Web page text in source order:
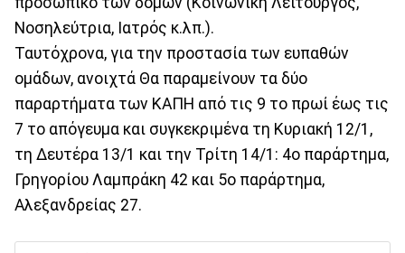
Νοσηλεύτρια, Ιατρός κ.λπ.).
Ταυτόχρονα, για την προστασία των ευπαθών
ομάδων, ανοιχτά Θα παραμείνουν τα δύο
παραρτήματα των ΚΑΠΗ από τις 9 το πρωί έως τις
7 το απόγευμα και συγκεκριμένα τη Κυριακή 12/1,
τη Δευτέρα 13/1 και την Τρίτη 14/1: 4ο παράρτημα,
Γρηγορίου Λαμπράκη 42 και 5ο παράρτημα,
Αλεξανδρείας 27.